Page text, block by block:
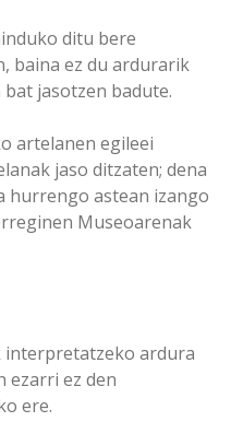
ditu bere
baina ez du ardurarik
jasotzen badute.
artelanen egileei
jaso ditzaten; dena
hurrengo astean izango
Museoarenak
interpretatzeko ardura
ezarri ez den
ere.